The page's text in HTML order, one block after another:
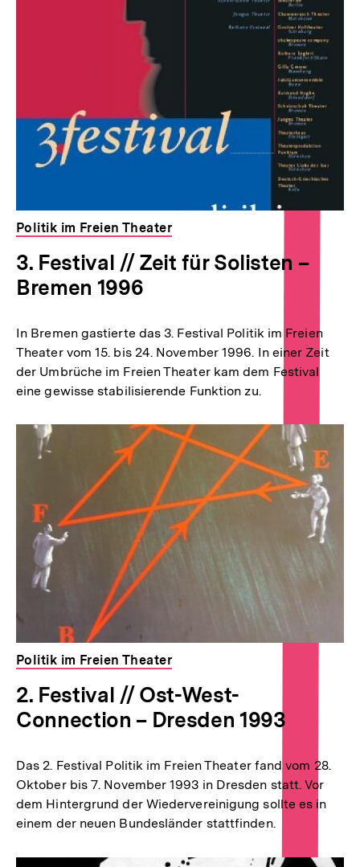
Politik im Freien Theater
3. Festival // Zeit für Solisten –
Bremen 1996
In Bremen gastierte das 3. Festival Politik im Freien
Theater vom 15. bis 24. November 1996. In einer Zeit
der Umbrüche im Freien Theater kam dem Festival
eine gewisse stabilisierende Funktion zu.
Politik im Freien Theater
2. Festival // Ost-West-
Connection – Dresden 1993
Das 2. Festival Politik im Freien Theater fand vom 28.
Oktober bis 7. November 1993 in Dresden statt. Vor
dem Hintergrund der Wiedervereinigung sollte es in
einem der neuen Bundesländer stattfinden.